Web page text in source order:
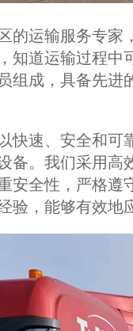
运输服务专家，
知道运输过程中
组成，具备先进
速、安全和可靠
备。我们采用高
安全性，严格遵
验，能够有效地